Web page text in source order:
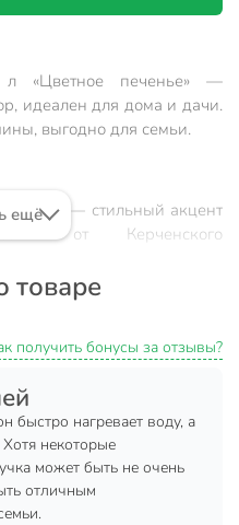
«Цветное печенье» —
идеален для дома и дачи.
выгодно для семьи.
— стильный акцент
от Керченского
стали с эмалью — устойчив
электрических и
удобно для дома, дачи,
для ежедневного
«Цветное печенье» —
чайник объёмом 3 литра,
гостей или сезонного
ещё
товаре
получить бонусы за отзывы?
быстро нагревает воду, а
некоторые
может быть не очень
отличным